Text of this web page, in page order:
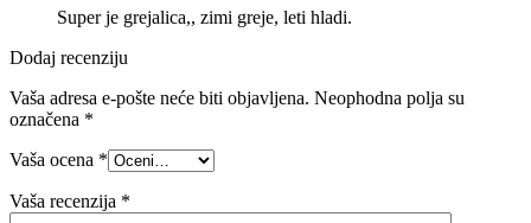
Super je grejalica,, zimi greje, leti hladi.
Dodaj recenziju
Vaša adresa e-pošte neće biti objavljena. Neophodna polja su
označena *
Vaša ocena *
Vaša recenzija *